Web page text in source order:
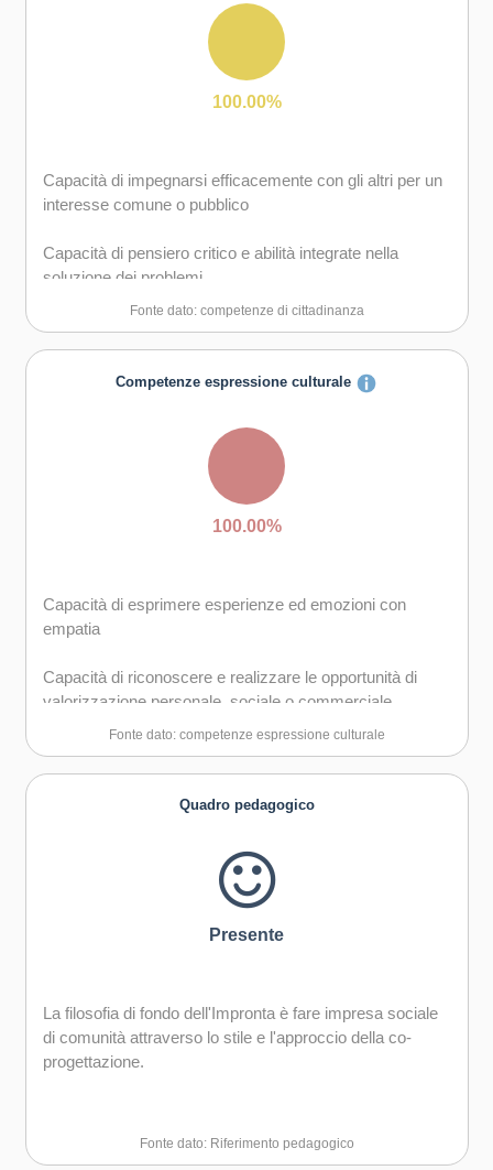
Capacità di favorire il proprio benessere fisico ed
gruppo sia in maniera autonoma
Capacità di comunicare e negoziare efficacemente con
Capacità di possedere spirito di iniziativa e
autoconsapevolezza
Capacità di essere proattivi e lungimiranti
Capacità di coraggio e perseveranza nel raggiungimento
degli obiettivi
Capacità di motivare gli altri e valorizzare le loro idee, di
Capacità di accettare la responsabilità
100.00%
Capacità di impegnarsi efficacemente con gli altri per un
interesse comune o pubblico
Capacità di pensiero critico e abilità integrate nella
soluzione dei problemi
Fonte dato: competenze di cittadinanza
Competenze espressione culturale
100.00%
Capacità di esprimere esperienze ed emozioni con
empatia
Capacità di riconoscere e realizzare le opportunità di
valorizzazione personale, sociale o commerciale
mediante le arti e le altre forme culturali
Capacità di impegnarsi in processi creativi sia
individualmente che collettivamente
Curiosità nei confronti del mondo, apertura per
immaginare nuove possibilità
Fonte dato: competenze espressione culturale
Quadro pedagogico
Presente
La filosofia di fondo dell'Impronta è fare impresa sociale
di comunità attraverso lo stile e l'approccio della co-
progettazione.
Fonte dato: Riferimento pedagogico